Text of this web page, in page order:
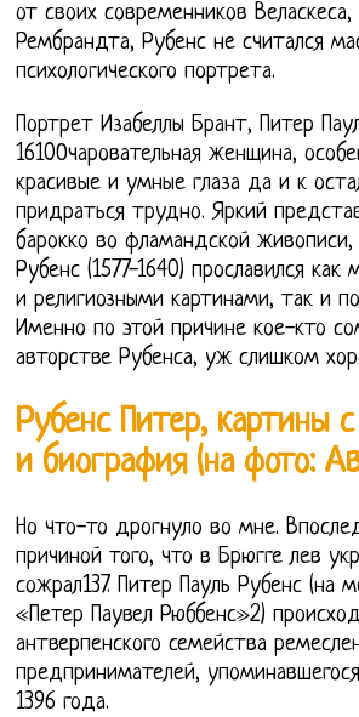
от своих современников
Рембрандта, Рубенс не считался
психологического портрета.
Портрет Изабеллы Брант, Питер
1610Очаровательная женщина,
красивые и умные глаза да и к
придраться трудно. Яркий
барокко во фламандской живописи,
Рубенс (1577-1640) прославился как
и религиозными картинами, так и
Именно по этой причине кое-кто
авторстве Рубенса, уж слишком
Рубенс Питер, картины
и биография (на фото:
Но что-то дрогнуло во мне.
причиной того, что в Брюгге лев
сожрал137. Питер Пауль Рубенс (на
«Петер Паувел Рюббенс»2)
антверпенского семейства
предпринимателей,
1396 года.